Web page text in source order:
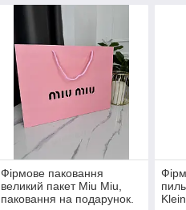
Фірмове паковання
великий пакет Miu Miu,
паковання на подарунок.